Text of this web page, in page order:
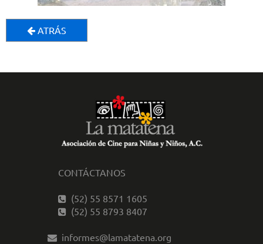
ATRÁS
CONTÁCTANOS
(52) 55 8571 1605
(52) 55 8793 8407
informes@lamatatena.org